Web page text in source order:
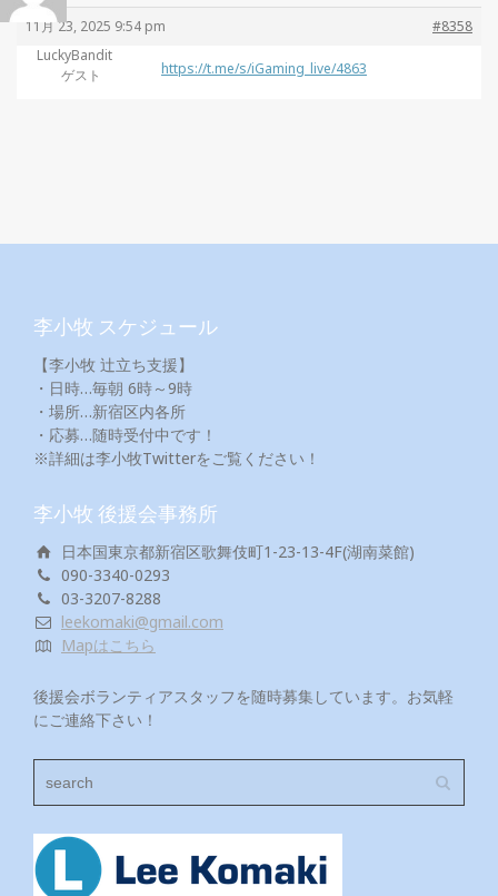
11月 23, 2025 9:54 pm
#8358
LuckyBandit
ゲスト
https://t.me/s/iGaming_live/4863
李小牧 スケジュール
【李小牧 辻立ち支援】
・日時…毎朝 6時～9時
・場所…新宿区内各所
・応募…随時受付中です！
※詳細は李小牧Twitterをご覧ください！
李小牧 後援会事務所
日本国東京都新宿区歌舞伎町1-23-13-4F(湖南菜館)
090-3340-0293
03-3207-8288
leekomaki@gmail.com
Mapはこちら
後援会ボランティアスタッフを随時募集しています。お気軽
にご連絡下さい！